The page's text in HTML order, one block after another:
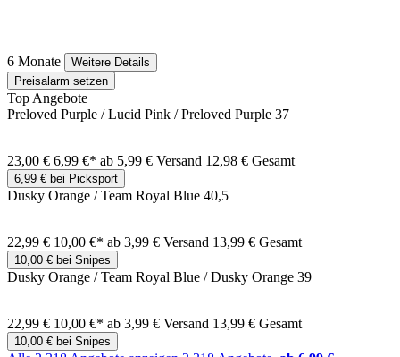
6 Monate
Weitere Details
Preisalarm setzen
Top Angebote
Preloved Purple / Lucid Pink / Preloved Purple 37
23,00 € 6,99 €* ab 5,99 € Versand 12,98 € Gesamt
6,99 € bei Picksport
Dusky Orange / Team Royal Blue 40,5
22,99 € 10,00 €* ab 3,99 € Versand 13,99 € Gesamt
10,00 € bei Snipes
Dusky Orange / Team Royal Blue / Dusky Orange 39
22,99 € 10,00 €* ab 3,99 € Versand 13,99 € Gesamt
10,00 € bei Snipes